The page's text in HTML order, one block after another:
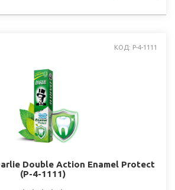
КОД: P-4-1111
Double Action Enamel Protect
(P-4-1111)